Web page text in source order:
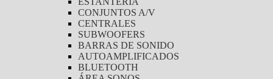
CONJUNTOS A/V
CENTRALES
SUBWOOFERS
BARRAS DE SONIDO
AUTOAMPLIFICADOS
BLUETOOTH